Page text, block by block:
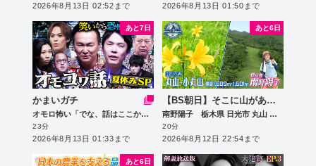
2026年8月13日 02:52まで 2026年8月13日 01:50まで
あと7日
かまいガチ
オモロ怖い「でな、話はここからやねん」トラビス松倉参戦！
23分
2026年8月13日 01:33まで
あと6日
【BS朝日】そこに山があるから
南野陽子 栃木県 日光市 丸山 標高1689m 小丸山 標高1601m
20分
2026年8月12日 22:54まで
あと6日